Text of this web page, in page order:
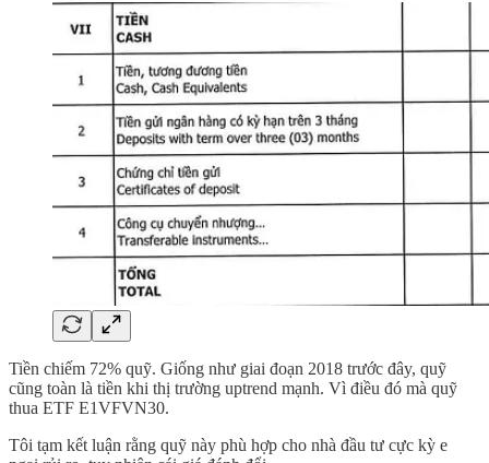
Tiền chiếm 72% quỹ. Giống như giai đoạn 2018 trước đây, quỹ
cũng toàn là tiền khi thị trường uptrend mạnh. Vì điều đó mà quỹ
thua ETF E1VFVN30.
Tôi tạm kết luận rằng quỹ này phù hợp cho nhà đầu tư cực kỳ e